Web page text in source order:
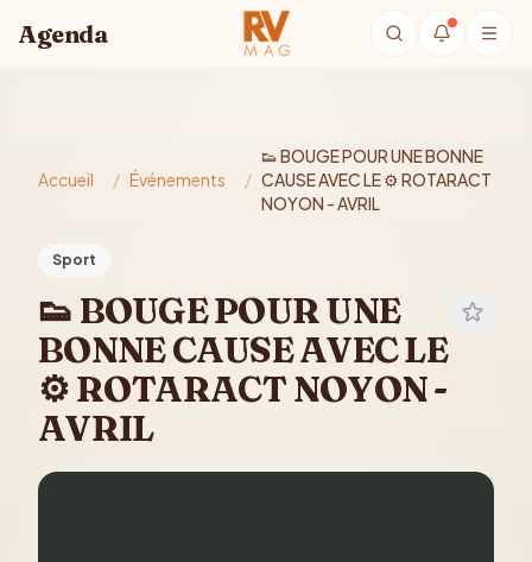
Agenda
Accueil / Événements /
👟 BOUGE POUR UNE BONNE
CAUSE AVEC LE ⚙️ ROTARACT
NOYON - AVRIL
Sport
👟 BOUGE POUR UNE
BONNE CAUSE AVEC LE
⚙️ ROTARACT NOYON -
AVRIL